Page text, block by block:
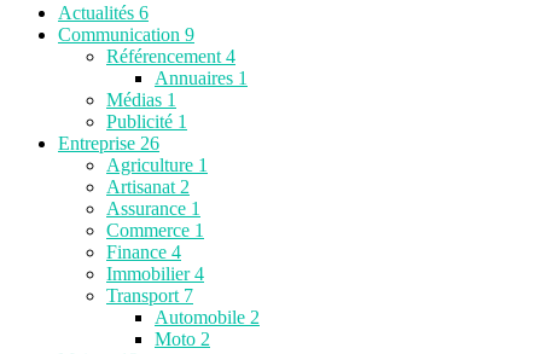
Actualités 6
Communication 9
Référencement 4
Annuaires 1
Médias 1
Publicité 1
Entreprise 26
Agriculture 1
Artisanat 2
Assurance 1
Commerce 1
Finance 4
Immobilier4
Transport 7
Automobile 2
Moto 2